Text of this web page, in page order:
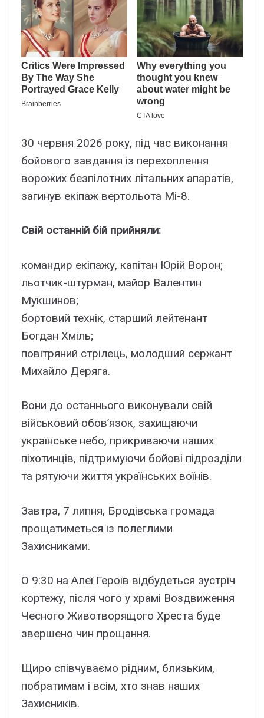
30 червня 2026 року, під час виконання
бойового завдання із перехоплення
ворожих безпілотних літальних апаратів,
загинув екіпаж вертольота Мі-8.
Свій останній бій прийняли:
командир екіпажу, капітан Юрій Ворон;
льотчик-штурман, майор Валентин
Мукшинов;
бортовий технік, старший лейтенант
Богдан Хміль;
повітряний стрілець, молодший сержант
Михайло Деряга.
Вони до останнього виконували свій
військовий обов’язок, захищаючи
українське небо, прикриваючи наших
піхотинців, підтримуючи бойові підрозділи
та рятуючи життя українських воїнів.
Завтра, 7 липня, Бродівська громада
прощатиметься із полеглими
Захисниками.
О 9:30 на Алеї Героїв відбудеться зустріч
кортежу, після чого у храмі Воздвиження
Чесного Животворящого Хреста буде
звершено чин прощання.
Щиро співчуваємо рідним, близьким,
побратимам і всім, хто знав наших
Захисників.